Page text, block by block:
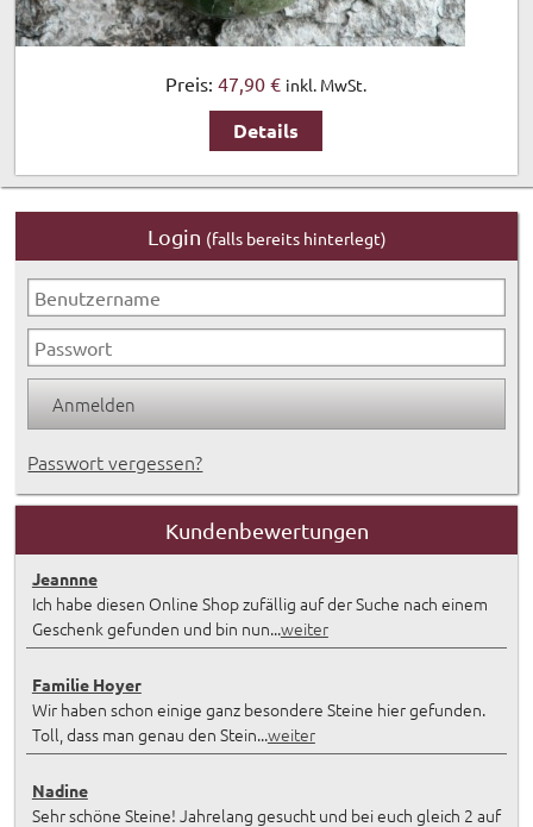
Preis:47,90 € inkl. MwSt.
Details
Login (falls bereits hinterlegt)
Passwort vergessen?
Kundenbewertungen
Jeannne
Ich habe diesen Online Shop zufällig auf der Suche nach einem
Geschenk gefunden und bin nun...weiter
Familie Hoyer
Wir haben schon einige ganz besondere Steine hier gefunden.
Toll, dass man genau den Stein...weiter
Nadine
Sehr schöne Steine! Jahrelang gesucht und bei euch gleich 2 auf